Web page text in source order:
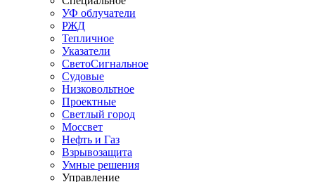
УФ облучатели
РЖД
Тепличное
Указатели
СветоСигнальное
Судовые
Низковольтное
Проектные
Светлый город
Моссвет
Нефть и Газ
Взрывозащита
Умные решения
Управление